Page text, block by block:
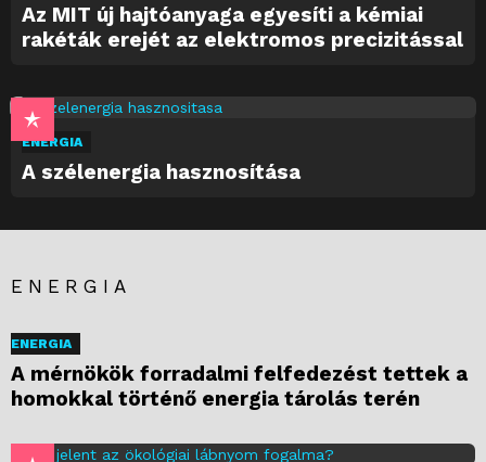
Az MIT új hajtóanyaga egyesíti a kémiai
rakéták erejét az elektromos precizitással
ENERGIA
A szélenergia hasznosítása
ENERGIA
ENERGIA
A mérnökök forradalmi felfedezést tettek a
homokkal történő energia tárolás terén